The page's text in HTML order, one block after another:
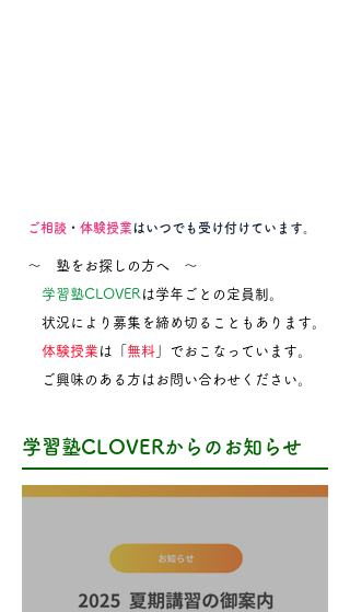
ご相談 ・ 体験授業はいつでも受け付けています。
～ 塾をお探しの方へ ～
学習塾CLOVERは学年ごとの定員制。
状況により募集を締め切ることもあります。
体験授業 は「 無料 」でおこなっています。
ご興味のある方はお問い合わせください。
学習塾CLOVERからのお知らせ